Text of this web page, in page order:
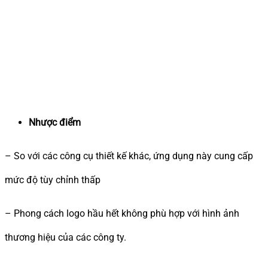
Nhược điểm
– So với các công cụ thiết kế khác, ứng dụng này cung cấp
mức độ tùy chỉnh thấp
– Phong cách logo hầu hết không phù hợp với hình ảnh
thương hiệu của các công ty.